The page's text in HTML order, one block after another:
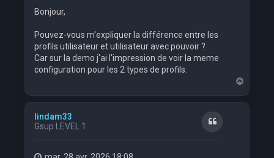
Bonjour,
Pouvez-vous m'expliquer la différence entre les
profils utilisateur et utilisateur avec pouvoir ?
Car sur la demo j'ai l'impression de voir la meme
configuration pour les 2 types de profils.
a
lindam33
Gsup LEVEL 1
Citation